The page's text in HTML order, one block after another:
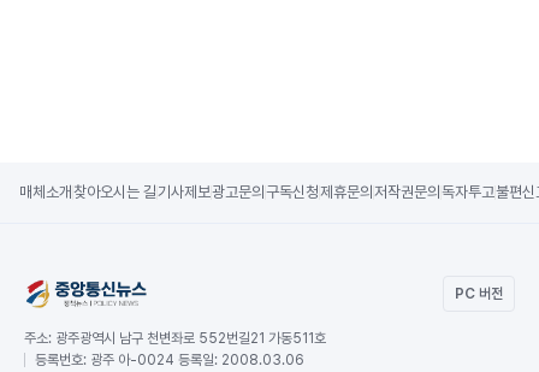
매체소개 찾아오시는 길기사제보광고문의 구독신청제휴문의 저작권문의 독자투고불편신
PC 버전
주소: 광주광역시 남구 천변좌로 552번길21 가동511호
등록번호: 광주 아-0024 등록일: 2008.03.06